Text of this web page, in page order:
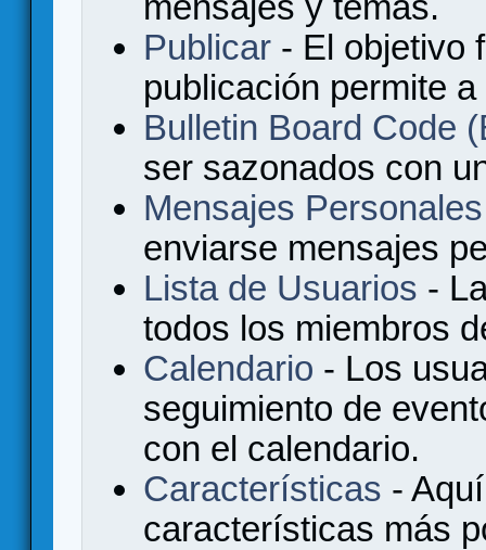
Publicar - El objetivo
publicación permite
Bulletin Board Code
ser sazonados con
Mensajes Personales
enviarse mensajes
Lista de Usuarios -
todos los miembros
Calendario - Los
seguimiento de
con el calendario.
Características -
características más